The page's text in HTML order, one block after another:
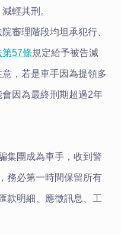
輕其刑。
審理階段均坦承犯行、
第57條規定給予被告減
，若是車手因為提領多
因為最終刑期超過2年
集團成為車手，收到警
務必第一時間保留所有
款明細、應徵訊息、工